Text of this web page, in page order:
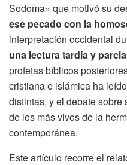
Sodoma» que motivó su
ese pecado con la
interpretación occidental
una lectura tardía y
profetas bíblicos
cristiana e islámica ha
distintas, y el debate
de los más vivos de la
contemporánea.
Este artículo recorre el